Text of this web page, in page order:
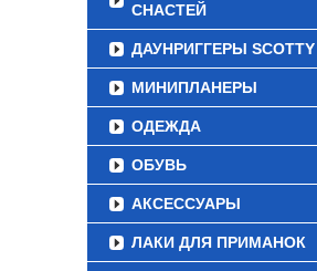
СНАСТЕЙ
ДАУНРИГГЕРЫ SCOTTY
МИНИПЛАНЕРЫ
ОДЕЖДА
ОБУВЬ
АКСЕССУАРЫ
ЛАКИ ДЛЯ ПРИМАНОК